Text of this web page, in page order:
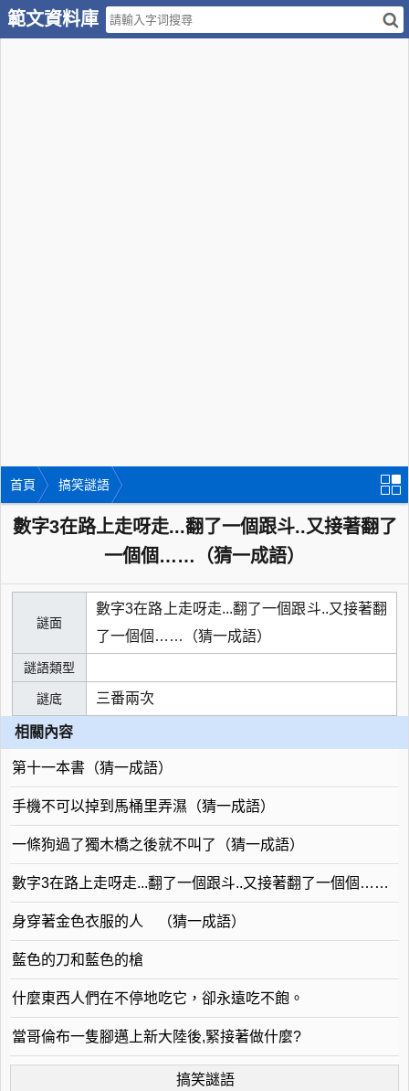
範文資料庫
首頁 搞笑謎語
數字3在路上走呀走...翻了一個跟斗..又接著翻了
一個個……（猜一成語）
謎面
數字3在路上走呀走...翻了一個跟斗..又接著翻
了一個個……（猜一成語）
謎語類型
謎底 三番兩次
相關內容
第十一本書（猜一成語）
手機不可以掉到馬桶里弄濕（猜一成語）
一條狗過了獨木橋之後就不叫了（猜一成語）
數字3在路上走呀走...翻了一個跟斗..又接著翻了一個個……（猜一成語）
身穿著金色衣服的人 （猜一成語）
藍色的刀和藍色的槍
什麼東西人們在不停地吃它，卻永遠吃不飽。
當哥倫布一隻腳邁上新大陸後,緊接著做什麼?
搞笑謎語